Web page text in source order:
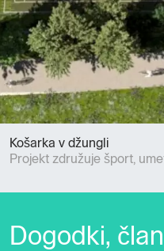
Košarka v džungli
Projekt združuje šport,
Dogodki,